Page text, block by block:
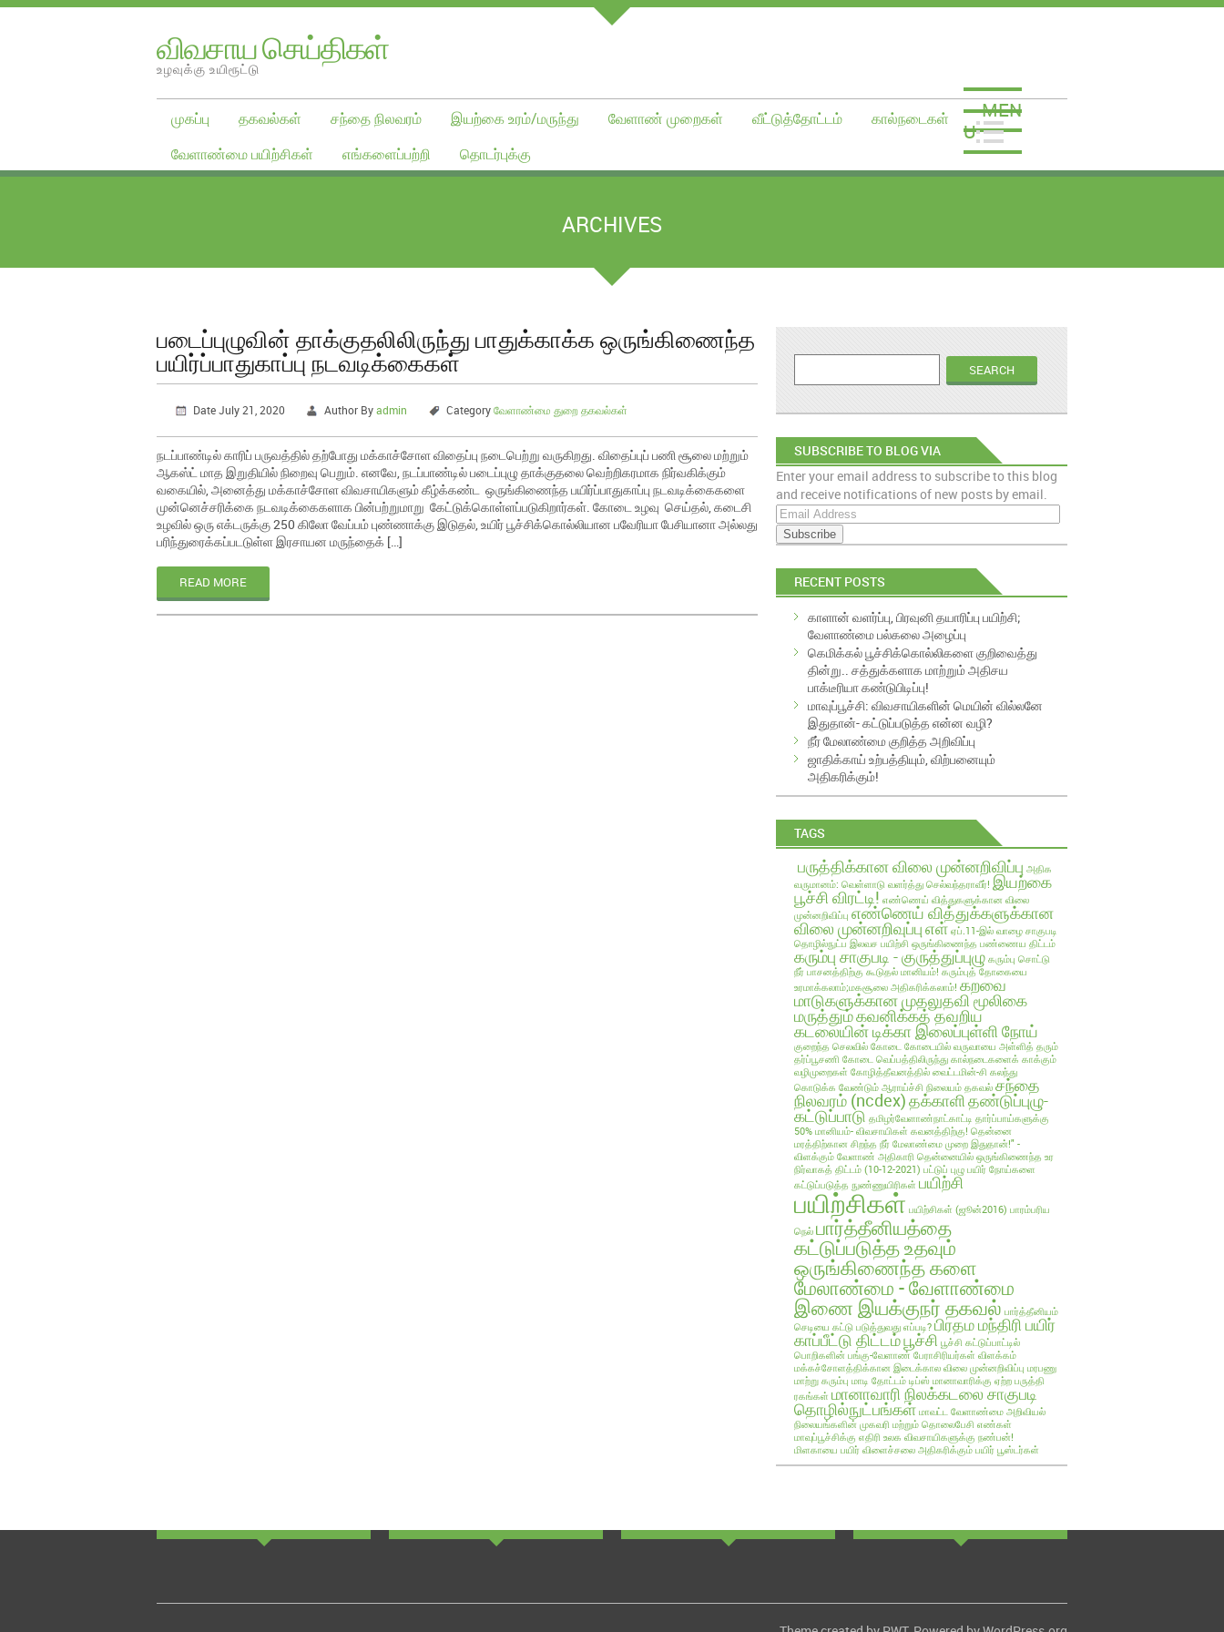
விவசாய செய்திகள்
உழவுக்கு உயிரூட்டு
முகப்பு தகவல்கள் சந்தை நிலவரம் இயற்கை உரம்/மருந்து வேளாண் முறைகள் வீட்டுத்தோட்டம்
கால்நடைகள்
வேளாண்மை பயிற்சிகள்
எங்களைப்பற்றி தொடர்புக்கு
MEN
U
ARCHIVES
படைப்புழுவின் தாக்குதலிலிருந்து பாதுக்காக்க ஒருங்கிணைந்த
பயிர்ப்பாதுகாப்பு நடவடிக்கைகள்
Date July 21, 2020 Author Byadmin Categoryவேளாண்மை துறை தகவல்கள்
நடப்பாண்டில் காரிப் பருவத்தில் தற்போது மக்காச்சோள விதைப்பு நடைபெற்று வருகிறது. விதைப்புப் பணி சூலை மற்றும்
ஆகஸ்ட் மாத இறுதியில் நிறைவு பெறும். எனவே, நடப்பாண்டில் படைப்புழு தாக்குதலை வெற்றிகரமாக நிர்வகிக்கும்
வகையில், அனைத்து மக்காச்சோள விவசாயிகளும் கீழ்க்கண்ட ஒருங்கிணைந்த பயிர்ப்பாதுகாப்பு நடவடிக்கைகளை
முன்னெச்சரிக்கை நடவடிக்கைகளாக பின்பற்றுமாறு கேட்டுக்கொள்ளப்படுகிறார்கள். கோடை உழவு செய்தல், கடைசி
உழவில் ஒரு எக்டருக்கு 250 கிலோ வேப்பம் புண்ணாக்கு இடுதல், உயிர் பூச்சிக்கொல்லியான பவேரியா பேசியானா அல்லது
பரிந்துரைக்கப்படடுள்ள இரசாயன மருந்தைக் […]
READ MORE
SUBSCRIBE TO BLOG VIA
EMAIL
Enter your email address to subscribe to this blog
and receive notifications of new posts by email.
E
m
a
i
A
RECENT POSTS
காளான் வளர்ப்பு, பிரவுனி தயாரிப்பு பயிற்சி;
வேளாண்மை பல்கலை அழைப்பு
கெமிக்கல் பூச்சிக்கொல்லிகளை குறிவைத்து
தின்று.. சத்துக்களாக மாற்றும் அதிசய
பாக்டீரியா கண்டுபிடிப்பு!
மாவுப்பூச்சி: விவசாயிகளின் மெயின் வில்லனே
இதுதான்- கட்டுப்படுத்த என்ன வழி?
நீர் மேலாண்மை குறித்த அறிவிப்பு
ஜாதிக்காய் உற்பத்தியும், விற்பனையும்
அதிகரிக்கும்!
TAGS
பருத்திக்கான விலை முன்னறிவிப்பு அதிக
வருமானம்: வெள்ளாடு வளர்த்து செல்வந்தராவீர்! இயற்கை
பூச்சி விரட்டி! எண்ணெய் வித்துகளுக்கான விலை
முன்னறிவிப்பு எண்ணெய் வித்துக்களுக்கான
விலை முன்னறிவுப்புஎள் ஏப்.11-இல் வாழை சாகுபடி
தொழில்நுட்ப இலவச பயிற்சி ஒருங்கிணைந்த பண்ணைய திட்டம்
கரும்பு சாகுபடி - குருத்துப்புழு கரும்பு சொட்டு
நீர் பாசனத்திற்கு கூடுதல் மானியம்! கரும்புத் தோகையை
உரமாக்கலாம்;மகசூலை அதிகரிக்கலாம்! கறவை
மாடுகளுக்கான முதலுதவி மூலிகை
மருத்தும்கவனிக்கத் தவறிய
கடலையின் டிக்கா இலைப்புள்ளி நோய்
குறைந்த செலவில் கோடை கோடையில் வருவாயை அள்ளித் தரும்
தர்ப்பூசணி கோடை வெப்பத்திலிருந்து கால்நடைகளைக் காக்கும்
வழிமுறைகள் கோழித்தீவனத்தில் வைட்டமின்-சி கலந்து
கொடுக்க வேண்டும் ஆராய்ச்சி நிலையம் தகவல் சந்தை
நிலவரம் (ncdex)தக்காளிதண்டுப்புழு-
கட்டுப்பாடு தமிழர்வேளாண்நாட்காட்டி தார்ப்பாய்களுக்கு
50% மானியம்- விவசாயிகள் கவனத்திற்கு! தென்னை
மரத்திற்கான சிறந்த நீர் மேலாண்மை முறை இதுதான்!" -
விளக்கும் வேளாண் அதிகாரி தென்னையில் ஒருங்கிணைந்த உர
நிர்வாகத் திட்டம் (10-12-2021) பட்டுப் புழு பயிர் நோய்களை
கட்டுப்படுத்த நுண்ணுயிரிகள் பயிற்சி
பயிற்சிகள் பயிற்சிகள் (ஜூன்2016) பாரம்பரிய
நெல் பார்த்தீனியத்தை
கட்டுப்படுத்த உதவும்
ஒருங்கிணைந்த களை
மேலாண்மை - வேளாண்மை
இணை இயக்குநர் தகவல் பார்த்தீனியம்
செடியை கட்டு படுத்துவது எப்படி? பிரதம மந்திரி பயிர்
காப்பீட்டு திட்டம்பூச்சி பூச்சி கட்டுப்பாட்டில்
பொறிகளின் பங்கு-வேளாண் பேராசிரியர்கள் விளக்கம்
மக்கச்சோளத்திக்கான இடைக்கால விலை முன்னறிவிப்பு மரபணு
மாற்று கரும்பு மாடி தோட்டம் டிப்ஸ் மானாவாரிக்கு ஏற்ற பருத்தி
ரகங்கள் மானாவாரி நிலக்கடலை சாகுபடி
தொழில்நுட்பங்கள் மாவட்ட வேளாண்மை அறிவியல்
நிலையங்களின் முகவரி மற்றும் தொலைபேசி எண்கள்
மாவுப்பூச்சிக்கு எதிரி உலக விவசாயிகளுக்கு நண்பன்!
மிளகாயை பயிர் விளைச்சலை அதிகரிக்கும் பயிர் பூஸ்டர்கள்